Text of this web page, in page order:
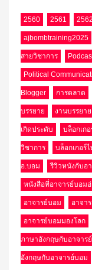
2560 2561 2562
ajbombtraining2025
สายวิชาการ
Political
Blogger การตลาด
บรรยาย งานบรรยา
เกิดประดับ บล็อกเกอ
วิชาการ บล็อกเกอร์ไ
อ.บอม รีวิวหนังกับอ
หนังสือที่อาจารย์บอม
อาจารย์บอม อาจา
อาจารย์บอมมองโลก
ภาษาอังกฤษกับอาจาร
อังกฤษกับอาจารย์บอม